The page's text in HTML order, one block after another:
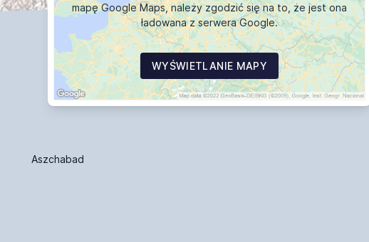
mapę Google Maps, należy zgodzić się na to, że jest ona
ładowana z serwera Google.
WYŚWIETLANIE MAPY
Aszchabad